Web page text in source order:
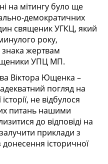
на мітингу було ще
демократичних
священик УГКЦ, який
року,
знака жертвам
УПЦ МП.
Віктора Ющенка –
погляд на
не відбулося
питань нашими
до відповіді на
приклади з
історичної